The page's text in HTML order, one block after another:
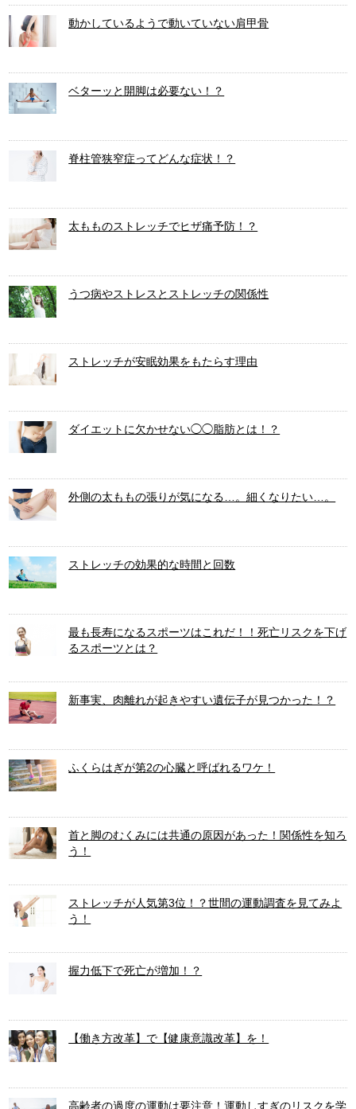
動かしているようで動いていない肩甲骨
ベターッと開脚は必要ない！？
脊柱管狭窄症ってどんな症状！？
太もものストレッチでヒザ痛予防！？
うつ病やストレスとストレッチの関係性
ストレッチが安眠効果をもたらす理由
ダイエットに欠かせない◯◯脂肪とは！？
外側の太ももの張りが気になる…。細くなりたい…。
ストレッチの効果的な時間と回数
最も長寿になるスポーツはこれだ！！死亡リスクを下げ
るスポーツとは？
新事実、肉離れが起きやすい遺伝子が見つかった！？
ふくらはぎが第2の心臓と呼ばれるワケ！
首と脚のむくみには共通の原因があった！関係性を知ろ
う！
ストレッチが人気第3位！？世間の運動調査を見てみよ
う！
握力低下で死亡が増加！？
【働き方改革】で【健康意識改革】を！
高齢者の過度の運動は要注意！運動しすぎのリスクを学